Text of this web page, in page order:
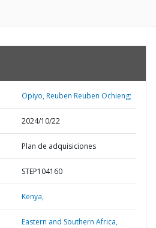
Opiyo, Reuben Reuben Ochieng;
2024/10/22
Plan de adquisiciones
STEP104160
Kenya,
Eastern and Southern Africa,